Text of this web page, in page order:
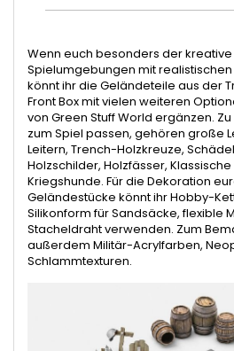
Wenn euch besonders der
Spielumgebungen mit
könnt ihr die Geländeteile aus der
Front Box mit vielen weiteren
von Green Stuff World ergänzen.
zum Spiel passen, gehören große
Leitern, Trench-Holzkreuze,
Holzschilder, Holzfässer,
Kriegshunde. Für die Dekoration
Geländestücke könnt ihrHobby-
Silikonform für Sandsäcke, flexible
Stacheldrahtverwenden. Zum
außerdem Militär-Acrylfarben,
Schlammtexturen.